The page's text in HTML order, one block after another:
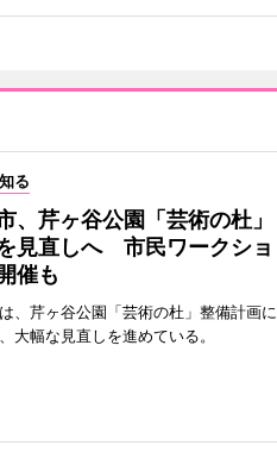
る
、芹ヶ谷公園「芸術の杜」
見直しへ 市民ワークショ
催も
、芹ヶ谷公園「芸術の杜」整備計画に
大幅な見直しを進めている。